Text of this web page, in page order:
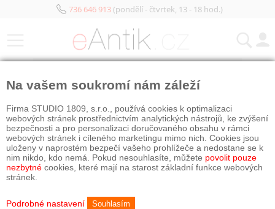
736 646 913(pondělí - čtvrtek, 13 - 18 hod.)
Na vašem soukromí nám záleží
Firma STUDIO 1809, s.r.o., používá cookies k optimalizaci
webových stránek prostřednictvím analytických nástrojů, ke zvýšení
bezpečnosti a pro personalizaci doručovaného obsahu v rámci
webových stránek i cíleného marketingu mimo nich. Cookies jsou
uloženy v naprostém bezpečí vašeho prohlížeče a nedostane se k
nim nikdo, kdo nemá. Pokud nesouhlasíte, můžete povolit pouze
nezbytné cookies, které mají na starost základní funkce webových
stránek.
Podrobné nastavení Souhlasím